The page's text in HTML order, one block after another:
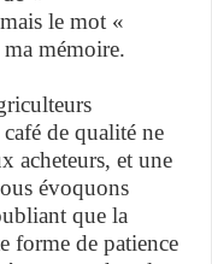
le mot «
ma mémoire.
de qualité ne
acheteurs, et une
évoquons
que la
forme de patience